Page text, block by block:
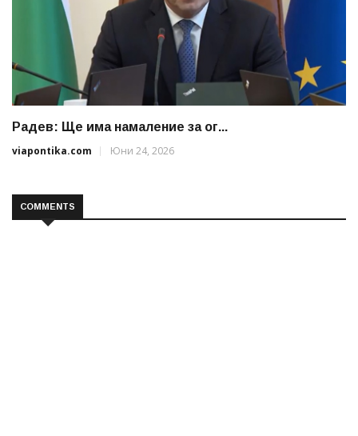
Радев: Ще има намаление за ог...
viapontika.com
Юни 24, 2026
COMMENTS